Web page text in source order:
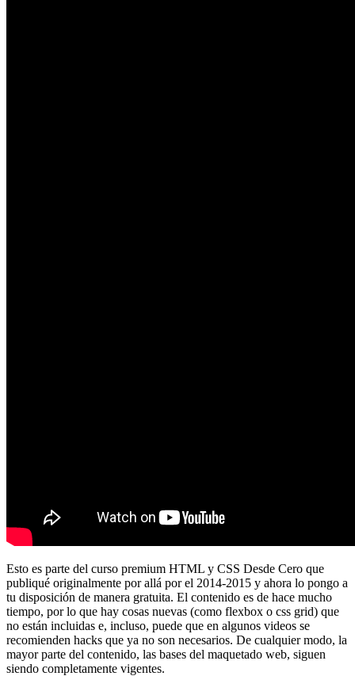
Esto es parte del curso premium HTML y CSS Desde Cero que
publiqué originalmente por allá por el 2014-2015 y ahora lo pongo a
tu disposición de manera gratuita. El contenido es de hace mucho
tiempo, por lo que hay cosas nuevas (como flexbox o css grid) que
no están incluidas e, incluso, puede que en algunos videos se
recomienden hacks que ya no son necesarios. De cualquier modo, la
mayor parte del contenido, las bases del maquetado web, siguen
siendo completamente vigentes.